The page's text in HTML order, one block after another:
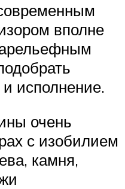
вполне
исполнение.
очень
с изобилием
камня,